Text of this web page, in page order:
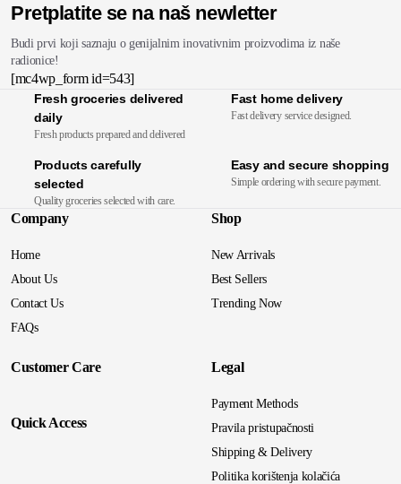
Pretplatite se na naš newletter
Budi prvi koji saznaju o genijalnim inovativnim proizvodima iz naše
radionice!
[mc4wp_form id=543]
Fresh groceries delivered
daily
Fresh products prepared and delivered
Fast home delivery
Fast delivery service designed.
Products carefully
selected
Quality groceries selected with care.
Easy and secure shopping
Simple ordering with secure payment.
Company
Home
About Us
Contact Us
FAQs
Shop
New Arrivals
Best Sellers
Trending Now
Customer Care
Quick Access
Legal
Payment Methods
Pravila pristupačnosti
Shipping & Delivery
Politika korištenja kolačića